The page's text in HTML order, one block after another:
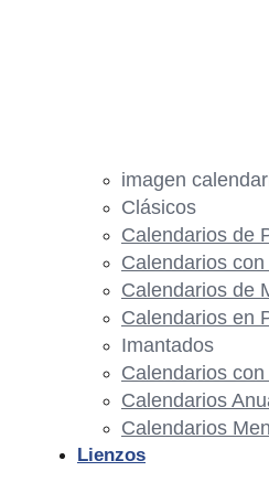
imagen
Clásicos
Calendarios de
Calendarios
Calendarios de
Calendarios en
Imantados
Calendarios
Calendarios
Calendarios
Lienzos